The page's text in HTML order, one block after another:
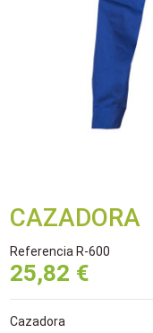
CAZADORA
Referencia R-600
25,82 €
Cazadora